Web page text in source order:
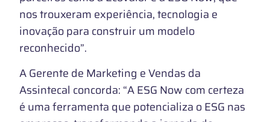
nos trouxeram experiência, tecnologia e
inovação para construir um modelo
reconhecido”.
A Gerente de Marketing e Vendas da
Assintecal concorda: “A ESG Now com certeza
é uma ferramenta que potencializa o ESG nas